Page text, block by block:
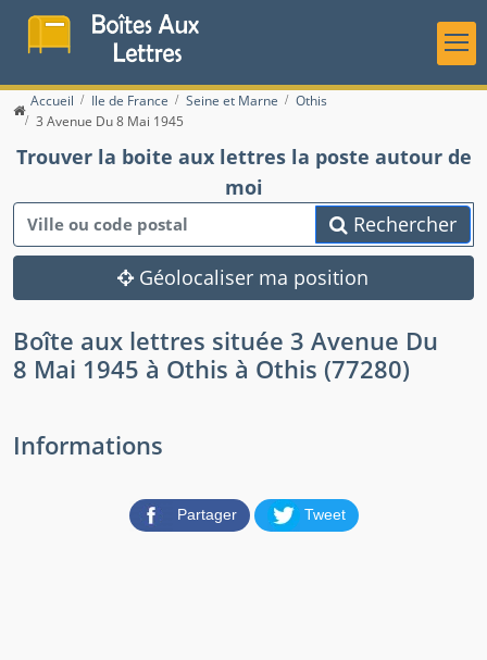
Accueil Ile de France Seine et Marne
Othis
3 Avenue Du 8 Mai 1945
Trouver la boite aux lettres la poste autour de
moi
Rechercher
Géolocaliser ma position
Boîte aux lettres située 3 Avenue Du
8 Mai 1945 à Othis à Othis (77280)
Informations
Partager Tweet